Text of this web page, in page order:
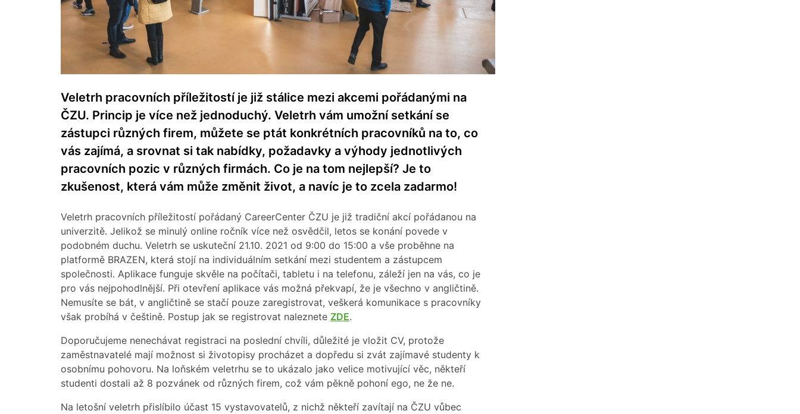
Veletrh pracovních příležitostí je již stálice mezi akcemi pořádanými na
ČZU. Princip je více než jednoduchý. Veletrh vám umožní setkání se
zástupci různých firem, můžete se ptát konkrétních pracovníků na to, co
vás zajímá, a srovnat si tak nabídky, požadavky a výhody jednotlivých
pracovních pozic v různých firmách. Co je na tom nejlepší? Je to
zkušenost, která vám může změnit život, a navíc je to zcela zadarmo!
Veletrh pracovních příležitostí pořádaný CareerCenter ČZU je již tradiční akcí pořádanou na
univerzitě. Jelikož se minulý online ročník více než osvědčil, letos se konání povede v
podobném duchu. Veletrh se uskuteční 21.10. 2021 od 9:00 do 15:00 a vše proběhne na
platformě BRAZEN, která stojí na individuálním setkání mezi studentem a zástupcem
společnosti. Aplikace funguje skvěle na počítači, tabletu i na telefonu, záleží jen na vás, co je
pro vás nejpohodlnější. Při otevření aplikace vás možná překvapí, že je všechno v angličtině.
Nemusíte se bát, v angličtině se stačí pouze zaregistrovat, veškerá komunikace s pracovníky
však probíhá v češtině. Postup jak se registrovat naleznete ZDE.
Doporučujeme nenechávat registraci na poslední chvíli, důležité je vložit CV, protože
zaměstnavatelé mají možnost si životopisy procházet a dopředu si zvát zajímavé studenty k
osobnímu pohovoru. Na loňském veletrhu se to ukázalo jako velice motivující věc, někteří
studenti dostali až 8 pozvánek od různých firem, což vám pěkně pohoní ego, ne že ne.
Na letošní veletrh přislíbilo účast 15 vystavovatelů, z nichž někteří zavítají na ČZU vůbec